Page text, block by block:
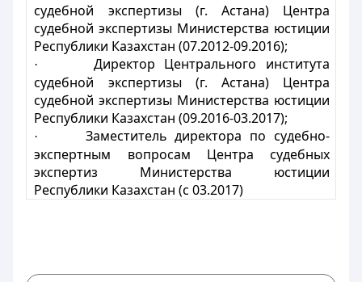
судебной экспертизы (г. Астана) Центра
судебной экспертизы Министерства юстиции
Республики Казахстан (07.2012-09.2016);
·
Директор Центрального института
судебной экспертизы (г. Астана) Центра
судебной экспертизы Министерства юстиции
Республики Казахстан (09.2016-03.2017);
·
Заместитель директора по судебно-
экспертным вопросам Центра судебных
экспертиз Министерства юстиции
Республики Казахстан (с 03.2017)